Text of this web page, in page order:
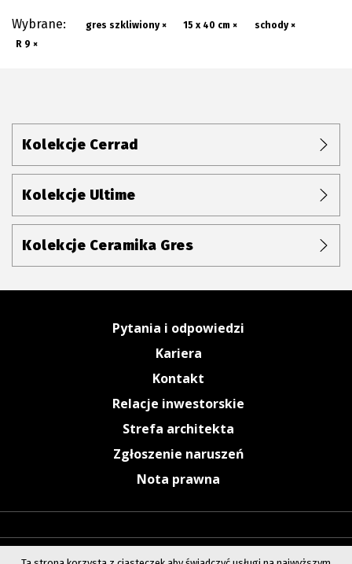
Wybrane: gres szkliwiony × 15 x 40 cm ×
schody ×
R 9 ×
Kolekcje Cerrad
Kolekcje Ultime
Kolekcje Ceramika Gres
Pytania i odpowiedzi
Kariera
Kontakt
Relacje inwestorskie
Strefa architekta
Zgłoszenie naruszeń
Nota prawna